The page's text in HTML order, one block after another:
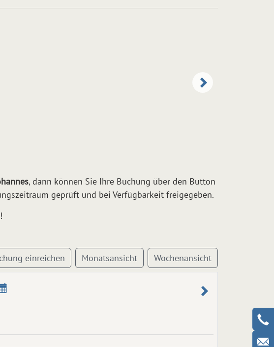
, dann können Sie Ihre Buchung über den Button
geprüft und bei Verfügbarkeit freigegeben.
!
einreichen Monatsansicht Wochenansicht